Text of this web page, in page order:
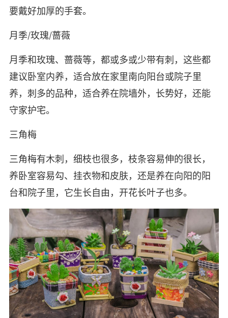
要戴好加厚的手套。
月季/玫瑰/蔷薇
月季和玫瑰、蔷薇等，都或多或少带有刺，这些都
建议卧室内养，适合放在家里南向阳台或院子里
养，刺多的品种，适合养在院墙外，长势好，还能
守家护宅。
三角梅
三角梅有木刺，细枝也很多，枝条容易伸的很长，
养卧室容易勾、挂衣物和皮肤，还是养在向阳的阳
台和院子里，它生长自由，开花长叶子也多。